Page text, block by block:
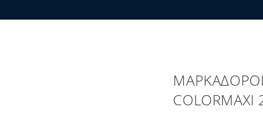
ΜΑΡΚΑΔΟΡΟΙ
COLORMAXI